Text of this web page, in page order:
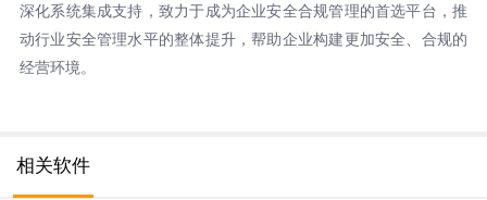
深化系统集成支持，致力于成为企业安全合规管理的首选平台，推
动行业安全管理水平的整体提升，帮助企业构建更加安全、合规的
经营环境。
相关软件